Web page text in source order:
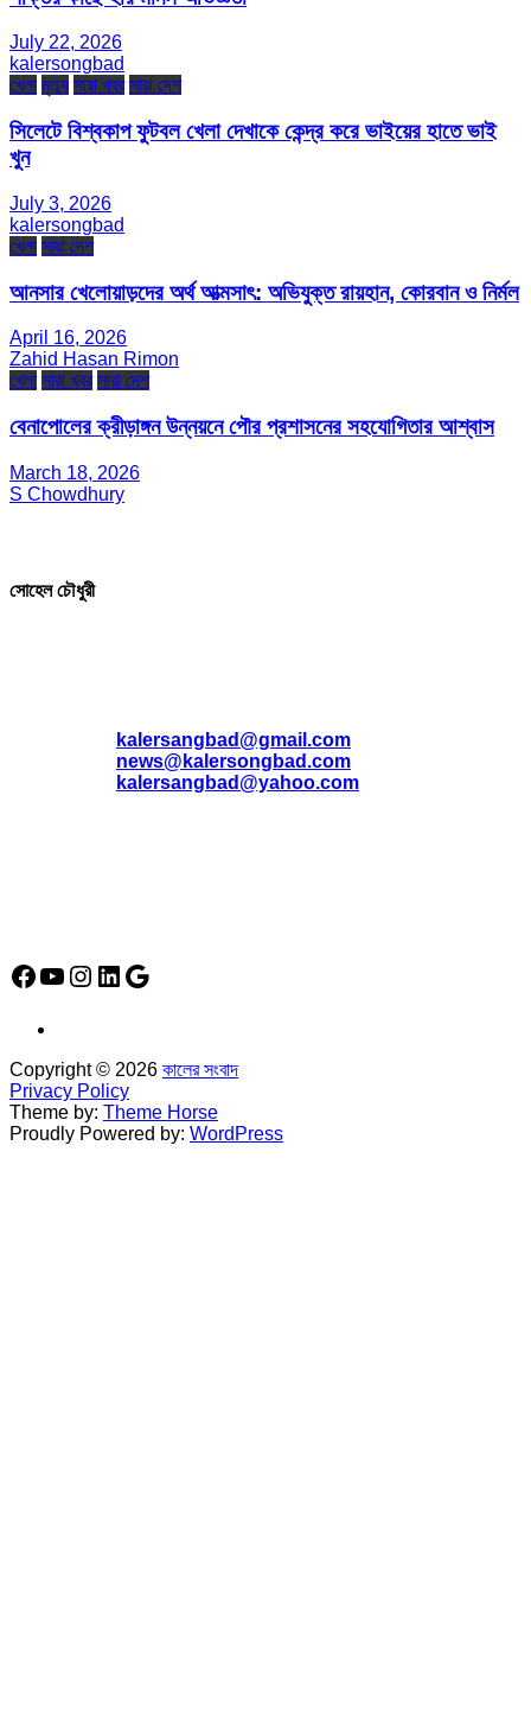
July 22, 2026
kalersongbad
খেলা মৃত্যু সারা খবর সারা দেশ
সিলেটে বিশ্বকাপ ফুটবল খেলা দেখাকে কেন্দ্র করে ভাইয়ের হাতে ভাই
খুন
July 3, 2026
kalersongbad
খেলা সারা দেশ
আনসার খেলোয়াড়দের অর্থ আত্মসাৎ: অভিযুক্ত রায়হান, কোরবান ও নির্মল
April 16, 2026
Zahid Hasan Rimon
খেলা সারা খবর সারা দেশ
বেনাপোলের ক্রীড়াঙ্গন উন্নয়নে পৌর প্রশাসনের সহযোগিতার আশ্বাস
March 18, 2026
S Chowdhury
সোহেল চৌধুরী
kalersangbad@gmail.com
news@kalersongbad.com
kalersangbad@yahoo.com
Facebook
YouTube
Instagram
LinkedIn
Google
Copyright © 2026 কালের সংবাদ
Privacy Policy
Theme by: Theme Horse
Proudly Powered by: WordPress